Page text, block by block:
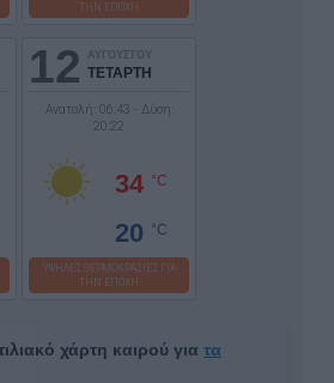
ΤΗΝ ΕΠΟΧΗ
12 ΑΥΓΟΥΣΤΟΥ
ΤΕΤΑΡΤΗ
Ανατολή: 06:43 - Δύση:
20:22
34 °C
20 °C
ΥΨΗΛΕΣ ΘΕΡΜΟΚΡΑΣΙΕΣ ΓΙΑ
ΤΗΝ ΕΠΟΧΗ
χάρτη καιρού για τα